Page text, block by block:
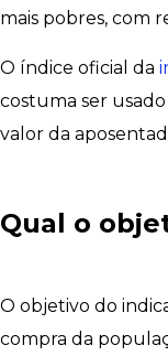
mais pobres, com
O índice oficial da
costuma ser
valor da
Qual o
O objetivo do
compra da